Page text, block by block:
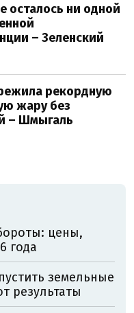
осталось ни одной
– Зеленский
рекордную
жару без
– Шмыгаль
цены,
года
земельные
результаты